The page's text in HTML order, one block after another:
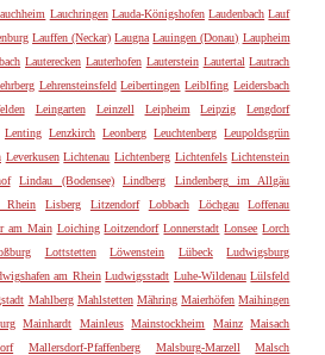
Lauchringen Lauda-Königshofen Laudenbach Lauf
Lauffen (Neckar) Laugna Lauingen (Donau) Laupheim
Lauterecken Lauterhofen Lauterstein Lautertal Lautrach
Lehrensteinsfeld Leibertingen Leiblfing Leidersbach
Leingarten Leinzell Leipheim Leipzig
Lengdorf
Lenting Lenzkirch Leonberg Leuchtenberg Leupoldsgrün
Leverkusen Lichtenau Lichtenberg Lichtenfels Lichtenstein
Lindau (Bodensee) Lindberg
Lindenberg im Allgäu
Lisberg Litzendorf Lobbach Löchgau
Loffenau
am Main Loiching Loitzendorf Lonnerstadt Lonsee Lorch
Lottstetten Löwenstein Lübeck
Ludwigsburg
am Rhein Ludwigsstadt Luhe-Wildenau Lülsfeld
Mahlberg Mahlstetten Mähring Maierhöfen Maihingen
Mainhardt Mainleus Mainstockheim Mainz Maisach
Mallersdorf-Pfaffenberg Malsburg-Marzell
Malsch